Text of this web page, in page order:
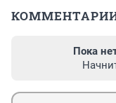
Пока